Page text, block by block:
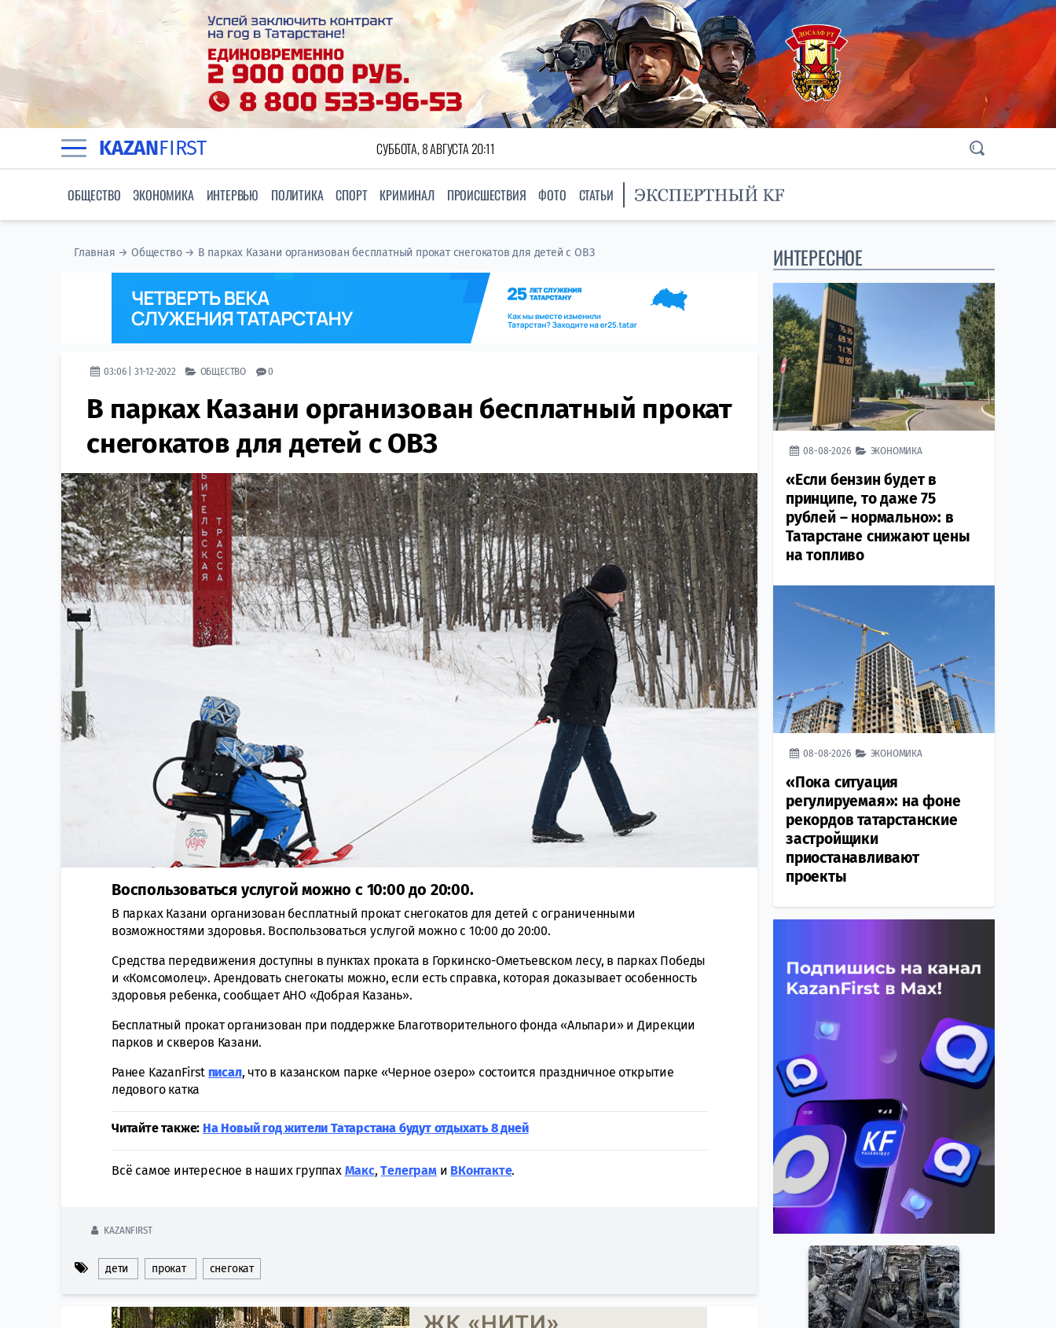
KAZANFIRST СУББОТА, 8 АВГУСТА 20:11
ОБЩЕСТВО ЭКОНОМИКА ИНТЕРВЬЮ ПОЛИТИКА СПОРТ КРИМИНАЛ ПРОИСШЕСТВИЯ ФОТО СТАТЬИ
Главная →Общество→ В парках Казани организован бесплатный прокат снегокатов для детей с ОВЗ
03:06 | 31-12-2022 ОБЩЕСТВО 0
В парках Казани организован бесплатный прокат
снегокатов для детей с ОВЗ
Воспользоваться услугой можно с 10:00 до 20:00.
В парках Казани организован бесплатный прокат снегокатов для детей с ограниченными
возможностями здоровья. Воспользоваться услугой можно с 10:00 до 20:00.
Средства передвижения доступны в пунктах проката в Горкинско-Ометьевском лесу, в парках Победы
и «Комсомолец». Арендовать снегокаты можно, если есть справка, которая доказывает особенность
здоровья ребенка, сообщает АНО «Добрая Казань».
Бесплатный прокат организован при поддержке Благотворительного фонда «Альпари» и Дирекции
парков и скверов Казани.
Ранее KazanFirst писал, что в казанском парке «Черное озеро» состоится праздничное открытие
ледового катка
Читайте также: На Новый год жители Татарстана будут отдыхать 8 дней
Всё самое интересное в наших группах Макс,Tелеграми ВКонтакте.
KAZANFIRST
дети прокат снегокат
ИНТЕРЕСНОЕ
08-08-2026 ЭКОНОМИКА
«Если бензин будет в
принципе, то даже 75
рублей – нормально»: в
Татарстане снижают цены
на топливо
08-08-2026 ЭКОНОМИКА
«Пока ситуация
регулируемая»: на фоне
рекордов татарстанские
застройщики
приостанавливают
проекты